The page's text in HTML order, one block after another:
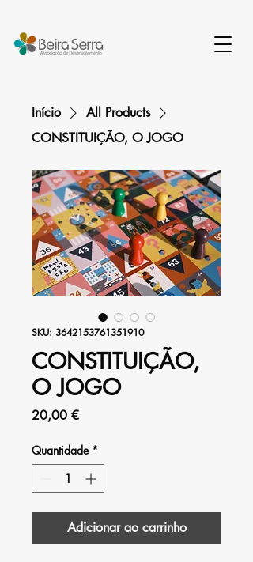
Início
All Products
CONSTITUIÇÃO, O JOGO
SKU: 3642153761351910
CONSTITUIÇÃO,
O JOGO
20,00 €Preço
Quantidade *
Adicionar ao carrinho